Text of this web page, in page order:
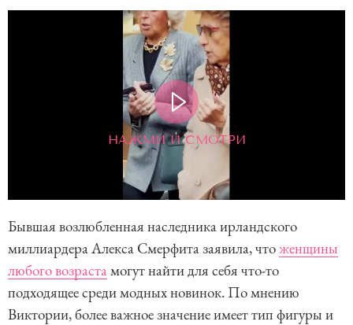
НАЖМИ И СМОТРИ
Бывшая возлюбленная наследника ирландского
миллиардера Алекса Смерфита заявила, чтоженщины
любого возрастамогут найти для себя что-то
подходящее среди модных новинок. По мнению
Виктории, более важное значение имеет тип фигуры и